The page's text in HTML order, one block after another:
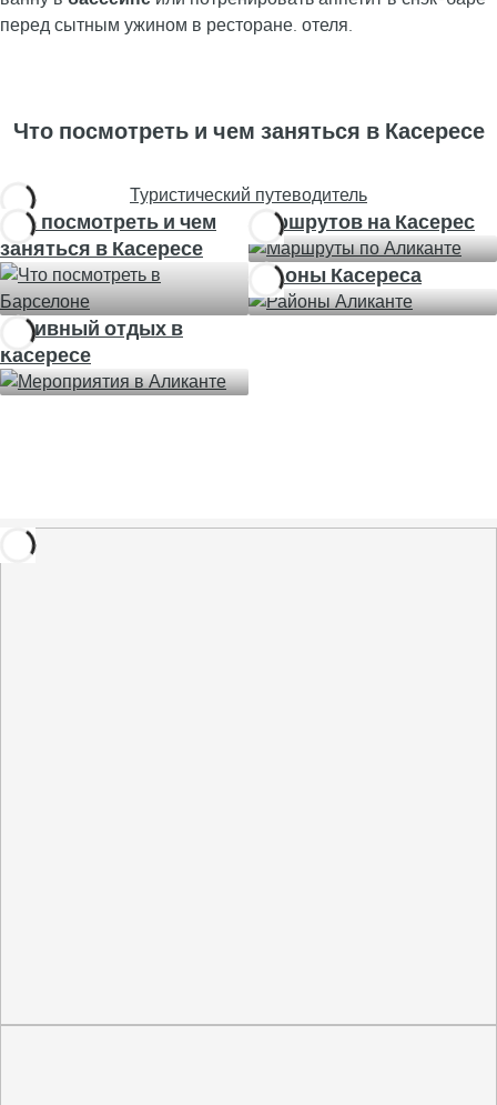
перед сытным ужином в ресторане. отеля.
Что посмотреть и чем заняться в Касересе
Туристический путеводитель
Что посмотреть и чем
заняться в Касересе
Маршрутов на Касерес
Районы Касереса
Активный отдых в
Касересе